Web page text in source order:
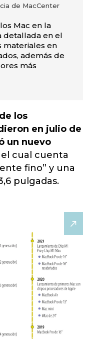
de MacCenter
Mac en la
detallada en el
materiales en
además de
más
los
en julio de
un nuevo
el cual cuenta
fino” y una
pulgadas.